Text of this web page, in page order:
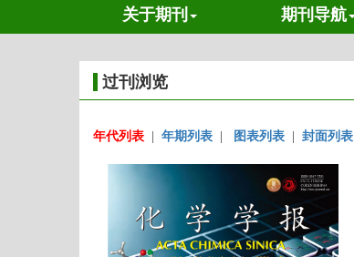
关于期刊 期刊导航
过刊浏览
年代列表 年期列表 图表列表 封面列表